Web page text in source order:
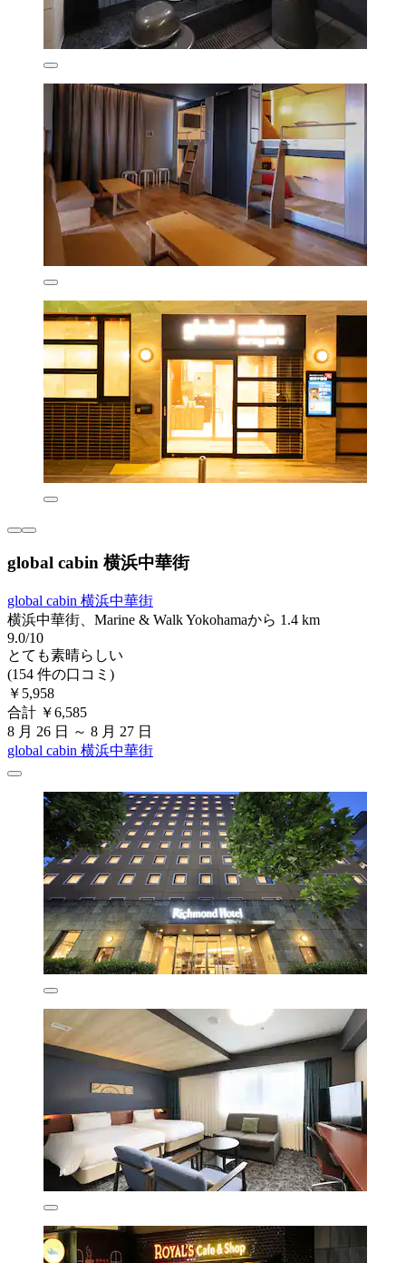
global cabin 横浜中華街
global cabin 横浜中華街
横浜中華街、Marine & Walk Yokohamaから 1.4 km
9.0/10
とても素晴らしい
(154 件の口コミ)
￥5,958
合計 ￥6,585
8 月 26 日 ～ 8 月 27 日
global cabin 横浜中華街